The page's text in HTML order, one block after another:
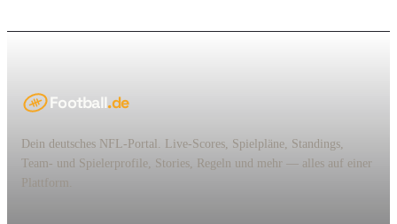
Football.de
Dein deutsches NFL-Portal. Live-Scores, Spielpläne, Standings,
Team- und Spielerprofile, Stories, Regeln und mehr — alles auf einer
Plattform.